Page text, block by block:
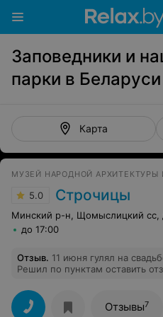
Заповедники и
парки в Беларуси
Карта
МУЗЕЙ НАРОДНОЙ АРХИТЕКТУРЫ
5.0 Строчицы
Минский р-н, Щомыслицкий сс,
до 17:00
Отзыв. 11 июня гулял на
Решил по пунктам оставить
куда уж дальше)) - место
от души. Мельница красивая,
- персонал - это те люди, ради
Отзывы7